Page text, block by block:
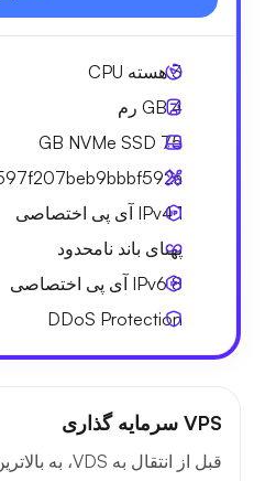
3هسته CPU
4 GB
رم
75 GB
NVMe SSD
1 IPv4
آی پی اختصاصی
پهنای باند نامحدود
8 IPv6
آی پی اختصاصی
DDoS Protection
VPS سرمایه گذاری